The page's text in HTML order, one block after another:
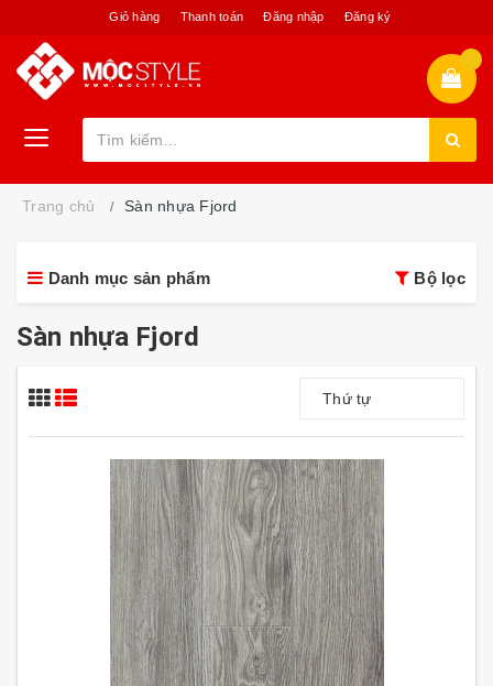
Giỏ hàng Thanh toán Đăng nhập Đăng ký
Trang chủ Sàn nhựa Fjord
Danh mục sản phẩm Bộ lọc
Sàn nhựa Fjord
Thứ tự